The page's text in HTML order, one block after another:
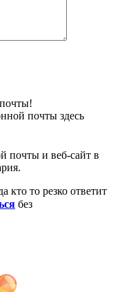
почты здесь
почты и веб-сайт в
кто то резко ответит
без